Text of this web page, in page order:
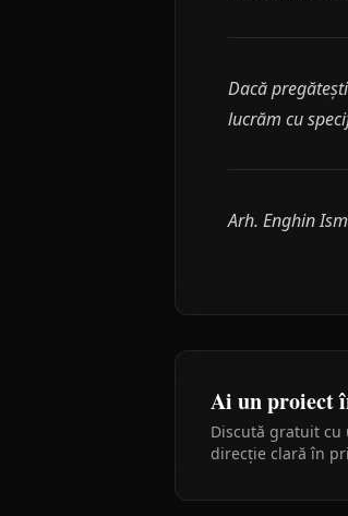
Dacă
lucrăm cu
Arh. Enghin
Ai un proiect
Discută gratuit
direcție clară în